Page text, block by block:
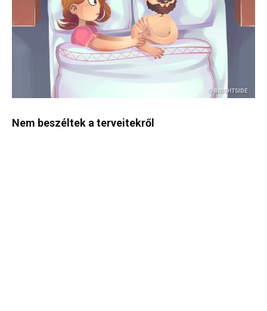
Nem beszéltek a terveitekről